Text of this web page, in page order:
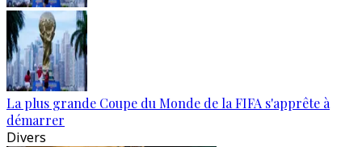
La plus grande Coupe du Monde de la FIFA s'apprête à
démarrer
Divers